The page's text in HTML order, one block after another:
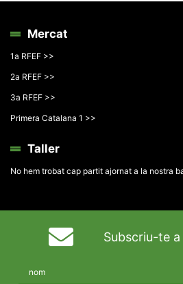
Mercat
1a RFEF >>
2a RFEF >>
3a RFEF >>
Primera Catalana 1 >>
Taller
No hem trobat cap partit ajornat a la nostra
Subscriu-te